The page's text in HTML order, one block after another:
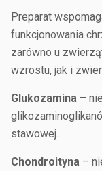
Preparat
funkcjonowania
zarówno u
wzrostu, jak i
Glukozamina –
stawowej.
Chondroityna –